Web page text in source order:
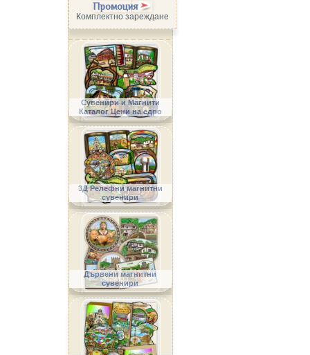
Промоция
Комплектно зареждане
Сувенири и Магнити
Каталог Цени на едро
3Д Релефни магнитни
сувенири
Дървени магнитни
сувенири